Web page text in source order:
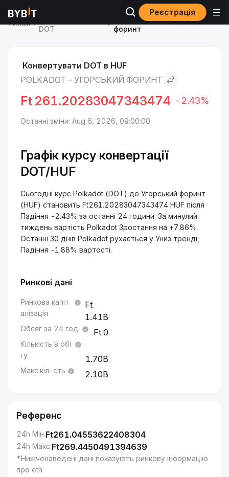
Реєстрація
Ринки
DOT
Polkadot to Угорський
форинт
Конвертувати DOT в HUF
POLKADOT – УГОРСЬКИЙ ФОРИНТ
Ft 261.20283047343474 -2.43%
Останні зміни: Aug 6, 2026, 09:00:00.
Графік курсу конвертації
DOT/HUF
Сьогодні курс Polkadot (DOT) до Угорський форинт
(HUF) становить Ft261.20283047343474 HUF після
Падіння -2.43% за останні 24 години. За минулий
тиждень вартість Polkadot Зростання на +7.86%.
Останні 30 днів Polkadot рухається у Униз тренді,
Падіння -1.88% вартості.
Ринкові дані
Ринкова капіт
алізація
1.41B
Обсяг за 24 год. 0
Кількість в обі
гу
1.70B
Макс.кіл-сть 2.10B
Референс
24h Мін.Ft261.04553622408304
24h Макс.Ft269.4450491394639
*Нижченаведені дані показують ринкову інформацію
про eth